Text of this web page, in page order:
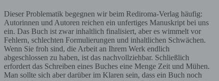
Dieser Problematik begegnen wir beim Rediroma-Verlag häufig:
Autorinnen und Autoren reichen ein unfertiges Manuskript bei uns
ein. Das Buch ist zwar inhaltlich finalisiert, aber es wimmelt vor
Fehlern, schlechten Formulierungen und inhaltlichen Schwächen.
Wenn Sie froh sind, die Arbeit an Ihrem Werk endlich
abgeschlossen zu haben, ist das nachvollziehbar. Schließlich
erfordert das Schreiben eines Buches eine Menge Zeit und Mühen.
Man sollte sich aber darüber im Klaren sein, dass ein Buch noch